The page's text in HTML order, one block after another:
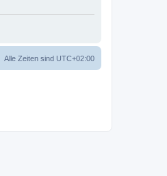
Alle Zeiten sind UTC+02:00